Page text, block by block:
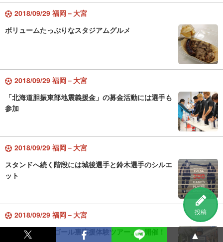
投稿
2018/09/29 福岡－大宮
ボリュームたっぷりなスタジアムグルメ
2018/09/29 福岡－大宮
「北海道胆振東部地震義援金」の募金活動には選手も
参加
2018/09/29 福岡－大宮
スタンドへ続く階段には城後選手と鈴木選手のシルエ
ット
2018/09/29 福岡－大宮
「初めての方のゴール裏応援体験ツアー」を開催！
▲